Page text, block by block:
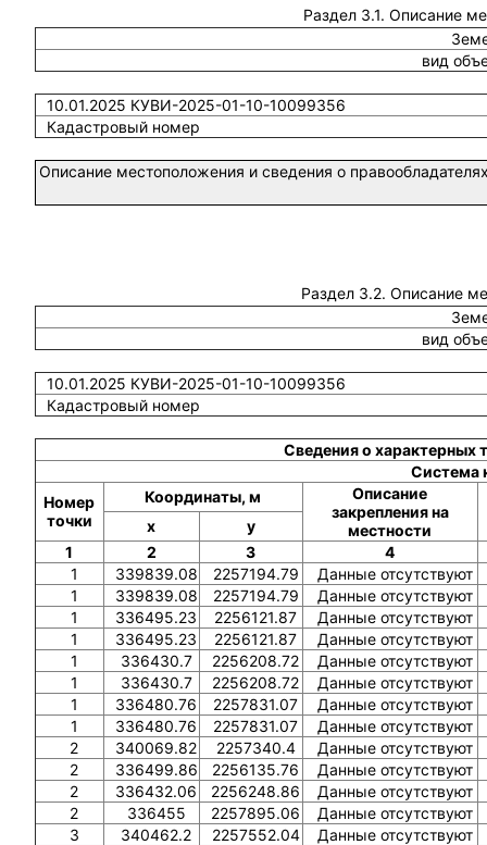
Раздел 3.1. Описание
вид
10.01.2025 КУВИ-2025-01-10-10099356
Кадастровый номер
Описание местоположения и сведения о
Раздел 3.2. Описание
вид
10.01.2025 КУВИ-2025-01-10-10099356
Кадастровый номер
Сведения о характерных
Система
Номер
точки
Координаты, м
Описание
закрепления на
местности
x
y
1
2 3
4
1
339839.08 2257194.79
Данные отсутствуют
1
339839.08 2257194.79
Данные отсутствуют
1
336495.23 2256121.87
Данные отсутствуют
1
336495.23 2256121.87
Данные отсутствуют
1
336430.7 2256208.72
Данные отсутствуют
1
336430.7 2256208.72
Данные отсутствуют
1
336480.76 2257831.07
Данные отсутствуют
1
336480.76 2257831.07
Данные отсутствуют
2
340069.82 2257340.4
Данные отсутствуют
2
336499.86 2256135.76
Данные отсутствуют
2
336432.06 2256248.86
Данные отсутствуют
2
336455 2257895.06
Данные отсутствуют
3
340462.2 2257552.04
Данные отсутствуют